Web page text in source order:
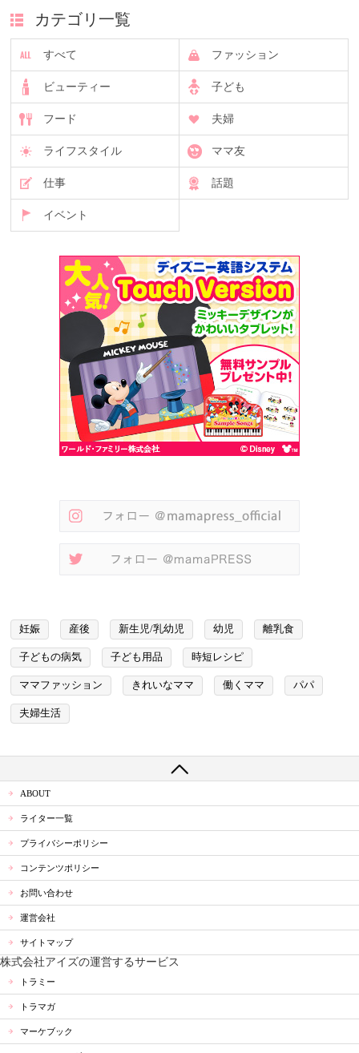
カテゴリ一覧
すべて ファッション
ビューティー 子ども
フード 夫婦
ライフスタイル ママ友
仕事 話題
イベント
妊娠 産後 新生児/乳幼児 幼児 離乳食
子どもの病気 子ども用品 時短レシピ
ママファッション きれいなママ 働くママ パパ
夫婦生活
ABOUT
ライター一覧
プライバシーポリシー
コンテンツポリシー
お問い合わせ
運営会社
サイトマップ
株式会社アイズの運営するサービス
トラミー
トラマガ
マーケブック